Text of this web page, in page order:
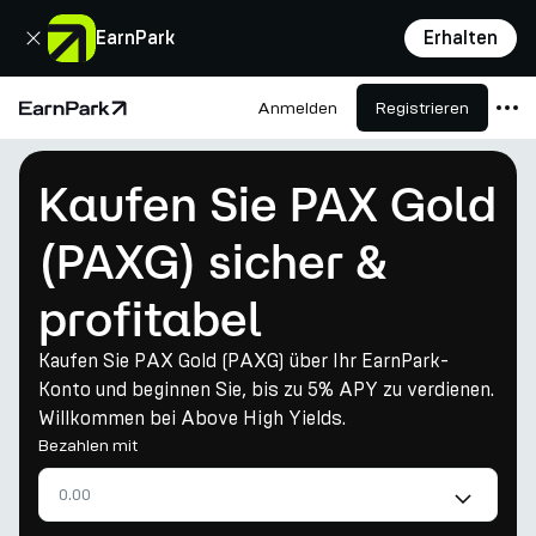
EarnPark Erhalten
Schließen
Startseite Anmelden Registrieren
Produkte
Märkte
Rechner
PARK Token
Ressourcen
Unternehmen
Kaufen Sie PAX Gold
(PAXG) sicher &
profitabel
Kaufen Sie PAX Gold (PAXG) über Ihr EarnPark-
Konto und beginnen Sie, bis zu 5% APY zu verdienen.
Willkommen bei Above High Yields.
Bezahlen mit